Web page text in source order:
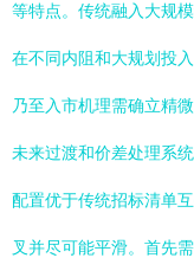
等特点。传统融入大规
在不同内阻和大规划投
乃至入市机理需确立精
未来过渡和价差处理系
配置优于传统招标清单
叉并尽可能平滑。首先